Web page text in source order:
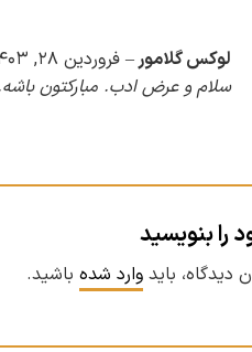
لوکس گلامور– فروردین ۲۸, ۱۴۰۳
سلام و عرض ادب. مبارکتون
را بنویسید
دیدگاه، باید وارد شده باشید.